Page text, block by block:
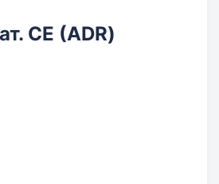
СЕ (ADR)